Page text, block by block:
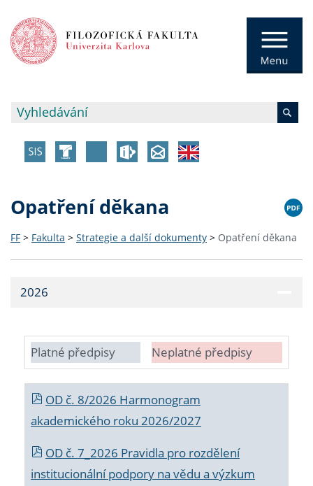
Opatření děkana
FF > Fakulta > Strategie a další dokumenty > Opatření děkana
2026
Platné předpisy Neplatné předpisy
OD č. 8/2026 Harmonogram
akademického roku 2026/2027
OD č. 7_2026 Pravidla pro rozdělení
institucionální podpory na vědu a výzkum